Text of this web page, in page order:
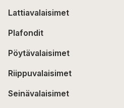
Lattiavalaisimet
Plafondit
Pöytävalaisimet
Riippuvalaisimet
Seinävalaisimet